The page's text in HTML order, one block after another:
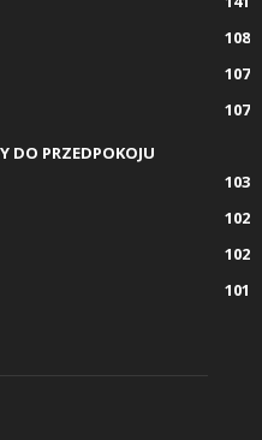
108
107
107
DO PRZEDPOKOJU
103
102
102
101